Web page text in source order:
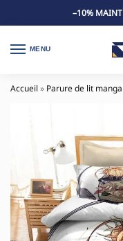
–10%
MENU
Accueil » Parure de lit manga